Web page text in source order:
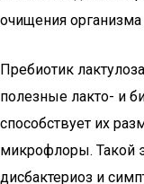
очищения
Пребиотик
полезные лакто- и
способствует их
микрофлоры. Такой
дисбактериоз и